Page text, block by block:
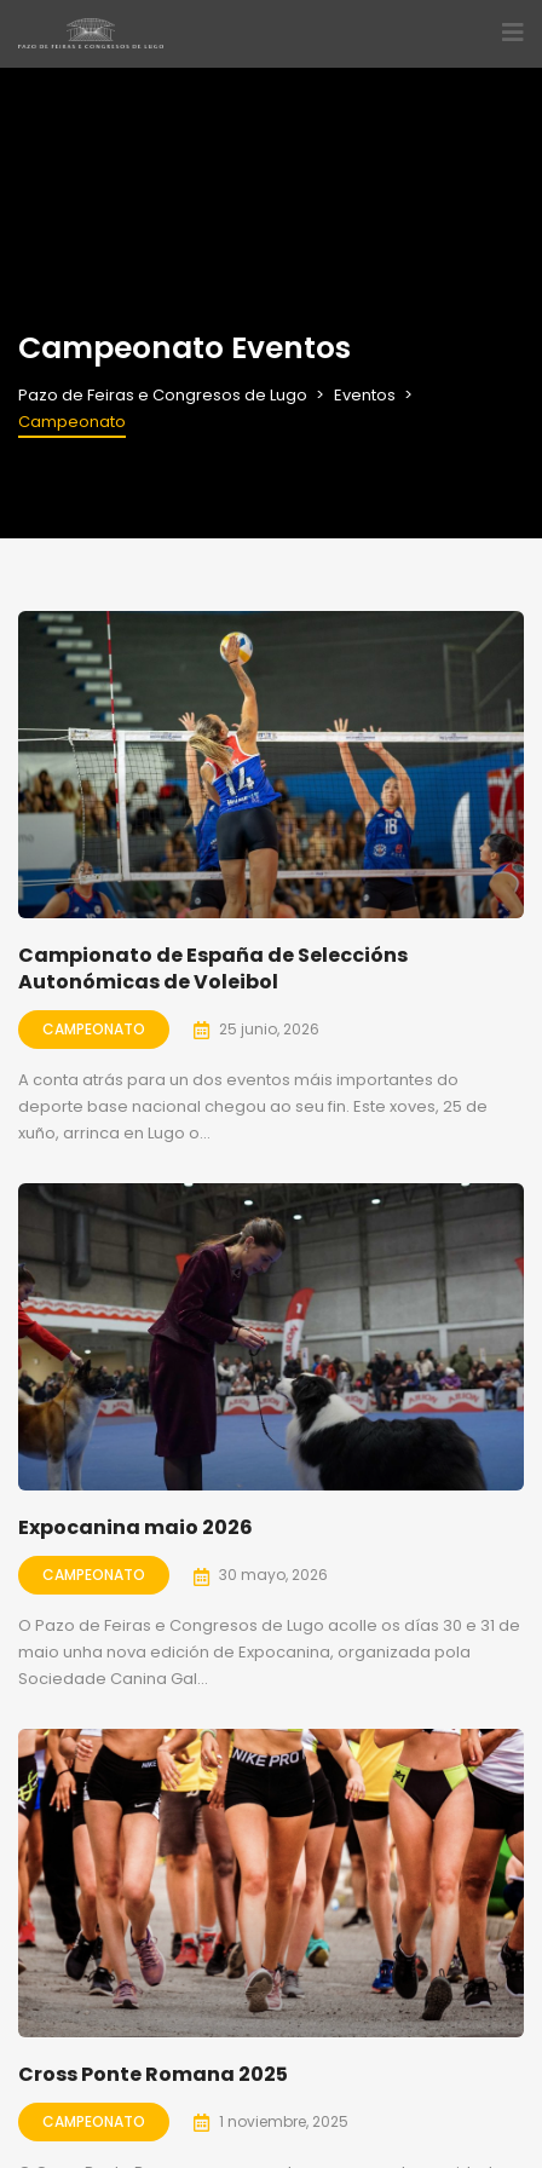
Campeonato Eventos
Pazo de Feiras e Congresos de Lugo
Eventos
Campeonato
Campionato de España de Seleccións
Autonómicas de Voleibol
CAMPEONATO 25 junio, 2026
A conta atrás para un dos eventos máis importantes do
deporte base nacional chegou ao seu fin. Este xoves, 25 de
xuño, arrinca en Lugo o...
Expocanina maio 2026
CAMPEONATO 30 mayo, 2026
O Pazo de Feiras e Congresos de Lugo acolle os días 30 e 31 de
maio unha nova edición de Expocanina, organizada pola
Sociedade Canina Gal...
Cross Ponte Romana 2025
CAMPEONATO 1 noviembre, 2025